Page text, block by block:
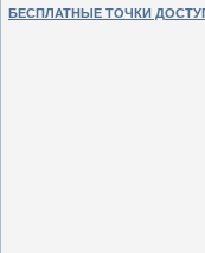
БЕСПЛАТНЫЕ ТОЧКИ